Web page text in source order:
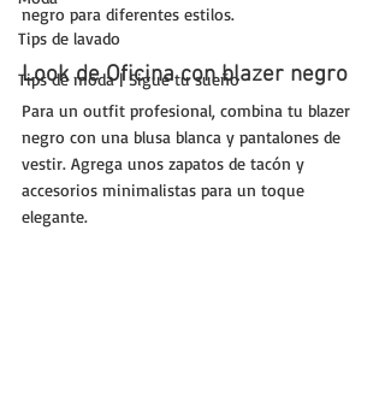
Tips de lavado
Tips de moda | Sigue tu sueño
negro para diferentes estilos.
Look de Oficina con blazer negro
Para un outfit profesional, combina tu blazer
negro con una blusa blanca y pantalones de
vestir. Agrega unos zapatos de tacón y
accesorios minimalistas para un toque
elegante.